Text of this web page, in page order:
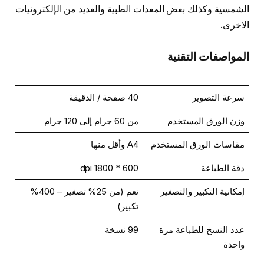
الشمسية وكذلك بعض المعدات الطبية والعديد من الإلكترونيات
الاخرى.
المواصفات التقنية
سرعة التصوير 40 صفحة / الدقيقة
وزن الورق المستخدم من 60 جرام إلى 120 جرام
مقاسات الورق المستخدم A4 وأقل منها
دقة الطباعة 600 * 1800 dpi
إمكانية التكبير والتصغير
نعم (من 25% تصغير – 400%
تكبير)
عدد النسخ للطباعة مرة
واحدة
99 نسخة